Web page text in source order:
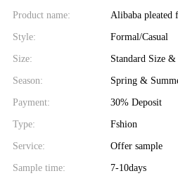
Product name: Alibaba pleated
Style: Formal/Casual
Size: Standard Size
Season: Spring &
Payment: 30% Deposit
Type: Fshion
Service: Offer sample
Sample time: 7-10days